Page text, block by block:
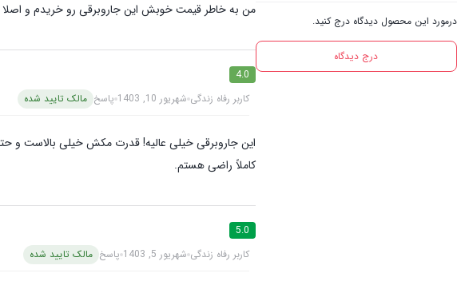
درمورد این محصول دیدگاه درج کنید.
درج دیدگاه
من به خاطر قیمت خوبش این جاروبرقی رو خریدم و
4.0
کاربر رفاه زندگی شهریور 10, 1403 پاسخ مالک تایید شده
این جاروبرقی خیلی عالیه! قدرت مکش خیلی بالاست و
کاملاً راضی هستم.
5.0
کاربر رفاه زندگی شهریور 5, 1403 پاسخ مالک تایید شده